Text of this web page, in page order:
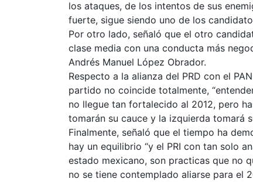
los ataques, de los intentos de sus
fuerte, sigue siendo uno de los
Por otro lado, señaló que el otro
clase media con una conducta más
Andrés Manuel López Obrador.
Respecto a la alianza del PRD con el
partido no coincide totalmente,
no llegue tan fortalecido al 2012, pero
tomarán su cauce y la izquierda tomará
Finalmente, señaló que el tiempo ha
hay un equilibrio “y el PRI con tan solo
estado mexicano, son practicas que no
no se tiene contemplado aliarse para el